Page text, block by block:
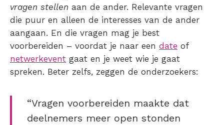
vragen stellen aan de ander. Relevante vragen
die puur en alleen de interesses van de ander
aangaan. En die vragen mag je best
voorbereiden – voordat je naar een date of
netwerkevent gaat en je weet wie je gaat
spreken. Beter zelfs, zeggen de onderzoekers:
“Vragen voorbereiden maakte dat
deelnemers meer open stonden